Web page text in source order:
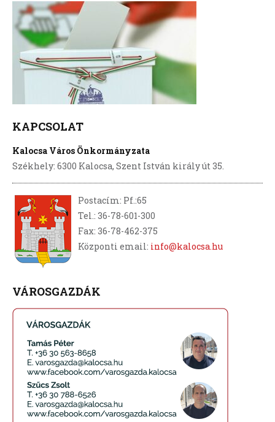
KAPCSOLAT
Kalocsa Város Önkormányzata
Székhely: 6300 Kalocsa, Szent István király út 35.
Postacím: Pf.:65
Tel.: 36-78-601-300
Fax: 36-78-462-375
Központi email: info@kalocsa.hu
VÁROSGAZDÁK